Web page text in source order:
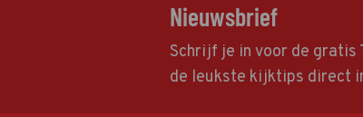
Nieuwsbrief
Schrijf je in voor de gratis
de leukste kijktips direct